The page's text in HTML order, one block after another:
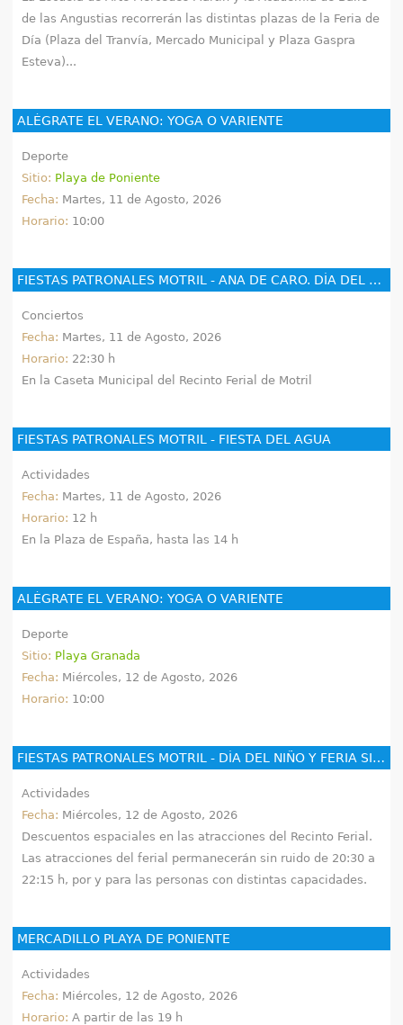
de las Angustias recorrerán las distintas plazas de la Feria de
Día (Plaza del Tranvía, Mercado Municipal y Plaza Gaspra
Esteva)...
ALÉGRATE EL VERANO: YOGA O VARIENTE
Deporte
Sitio: Playa de Poniente
Fecha: Martes, 11 de Agosto, 2026
Horario: 10:00
FIESTAS PATRONALES MOTRIL - ANA DE CARO. DÍA DEL MAYOR
Conciertos
Fecha: Martes, 11 de Agosto, 2026
Horario: 22:30 h
En la Caseta Municipal del Recinto Ferial de Motril
FIESTAS PATRONALES MOTRIL - FIESTA DEL AGUA
Actividades
Fecha: Martes, 11 de Agosto, 2026
Horario: 12 h
En la Plaza de España, hasta las 14 h
ALÉGRATE EL VERANO: YOGA O VARIENTE
Deporte
Sitio: Playa Granada
Fecha: Miércoles, 12 de Agosto, 2026
Horario: 10:00
FIESTAS PATRONALES MOTRIL - DÍA DEL NIÑO Y FERIA SIN RUIDO
Actividades
Fecha: Miércoles, 12 de Agosto, 2026
Descuentos espaciales en las atracciones del Recinto Ferial.
Las atracciones del ferial permanecerán sin ruido de 20:30 a
22:15 h, por y para las personas con distintas capacidades.
MERCADILLO PLAYA DE PONIENTE
Actividades
Fecha: Miércoles, 12 de Agosto, 2026
Horario:A partir de las 19 h